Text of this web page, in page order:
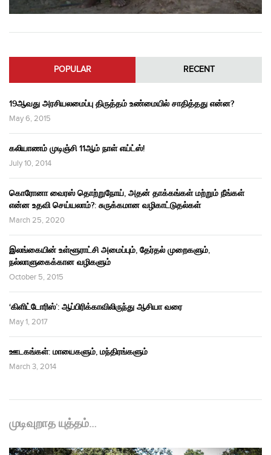
POPULAR RECENT
19ஆவது அரசியலமைப்பு திருத்தம் உண்மையில் சாதித்தது என்ன?
May 6, 2015
கலியாணம் முடிஞ்சி 11ஆம் நாள் எய்ட்ஸ்!
July 10, 2014
கொரோனா வைரஸ் தொற்றுநோய், அதன் தாக்கங்கள் மற்றும் நீங்கள்
என்ன உதவி செய்யலாம்?: சுருக்கமான வழிகாட்டுதல்கள்
March 25, 2020
இலங்கையின் உள்ளூராட்சி அமைப்பும், தேர்தல் முறைகளும்,
நல்லாளுகைக்கான வழிகளும்
October 5, 2015
‘கிளிட்டோரிஸ்’: ஆப்பிரிக்காவிலிருந்து ஆசியா வரை
May 1, 2017
ஊடகங்கள்: மாயைகளும், மந்திரங்களும்
March 3, 2014
முடிவுறாத யுத்தம்…